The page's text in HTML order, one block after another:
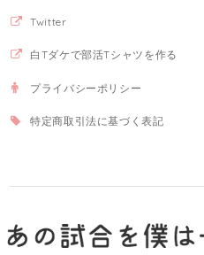
Twitter
白Tダケで部活Tシャツを作る
プライバシーポリシー
特定商取引法に基づく表記